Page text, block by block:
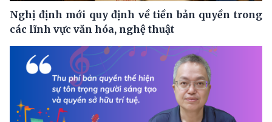
Nghị định mới quy định về tiền bản quyền trong
các lĩnh vực văn hóa, nghệ thuật